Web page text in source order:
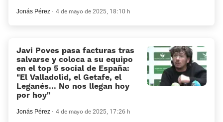
Jonás Pérez 4 de mayo de 2025, 18:10 h
Javi Poves pasa facturas tras
salvarse y coloca a su equipo
en el top 5 social de España:
“El Valladolid, el Getafe, el
Leganés... No nos llegan hoy
por hoy”
Jonás Pérez 4 de mayo de 2025, 17:26 h